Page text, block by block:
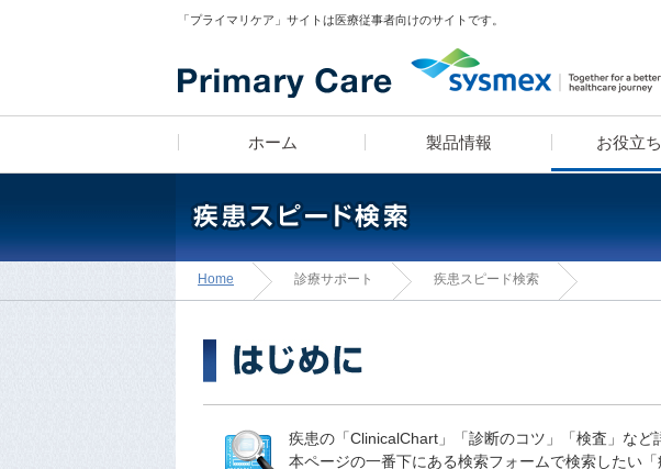
「プライマリケア」サイトは医療従事者向けのサイトです。
ホーム 製品情報
製品ラインナップ 血算装置の導入をお考え
お役立
疾患スピード検索 疾患別検査セットライブ
漫画コンテンツ 学べる検査知識クイ
医師のフィロソフィ
医師 宮田俊男に学ぶ
漫画コンテンツ・クイ
テンツでお馴染み！高
Home 診療サポート 疾患スピード検索
疾患の「ClinicalChart」「診断のコツ」「検査」など
本ページの一番下にある検索フォームで検索したい